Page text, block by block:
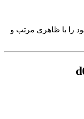
را با ظاهری مرتب و